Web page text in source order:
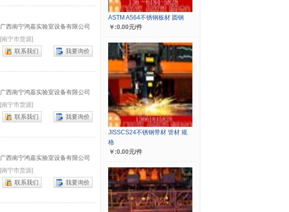
广西南宁鸿嘉实验室设备有限公司
[南宁市货源]
联系我们
我要询价
广西南宁鸿嘉实验室设备有限公司
[南宁市货源]
联系我们
我要询价
广西南宁鸿嘉实验室设备有限公司
[南宁市货源]
联系我们
我要询价
ASTM A564不锈钢板材 圆钢
￥:0.00元/件
JISSCS24不锈钢带材 管材 规
格
￥:0.00元/件